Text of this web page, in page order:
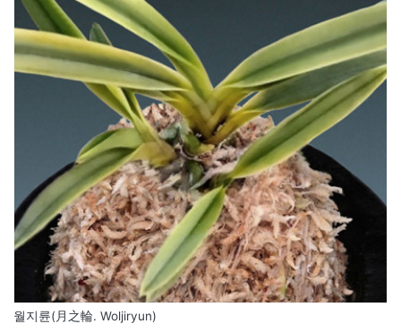
월지륜(月之輪. Woljiryun)